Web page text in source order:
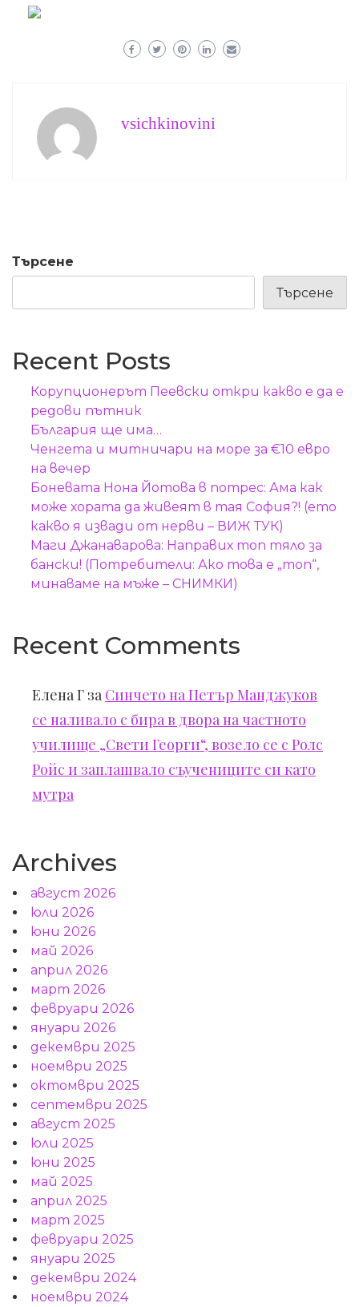
vsichkinovini
Търсене
Търсене
Recent Posts
Корупционерът Пеевски откри какво е да е
редови пътник
България ще има…
Ченгета и митничари на море за €10 евро
на вечер
Боневата Нона Йотова в потрес: Ама как
може хората да живеят в тая София?! (ето
какво я извади от нерви – ВИЖ ТУК)
Маги Джанаварова: Направих топ тяло за
бански! (Потребители: Ако това е „топ“,
минаваме на мъже – СНИМКИ)
Recent Comments
Елена Г за Синчето на Петър Манджуков
се наливало с бира в двора на частното
училище „Свети Георги“, возело се с Ролс
Ройс и заплашвало съучениците си като
мутра
Archives
август 2026
юли 2026
юни 2026
май 2026
април 2026
март 2026
февруари 2026
януари 2026
декември 2025
ноември 2025
октомври 2025
септември 2025
август 2025
юли 2025
юни 2025
май 2025
април 2025
март 2025
февруари 2025
януари 2025
декември 2024
ноември 2024